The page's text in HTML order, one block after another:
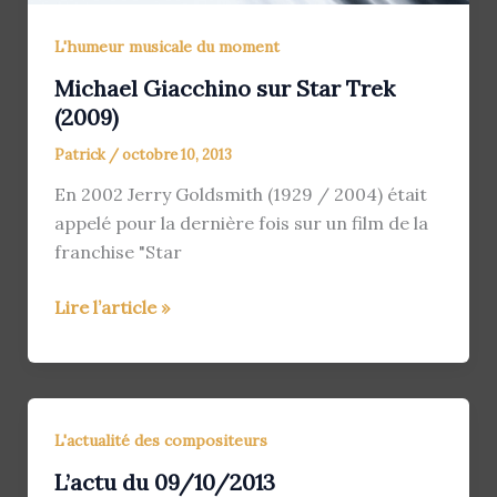
L'humeur musicale du moment
Michael Giacchino sur Star Trek
(2009)
Patrick /octobre 10, 2013
En 2002 Jerry Goldsmith (1929 / 2004) était
appelé pour la dernière fois sur un film de la
franchise "Star
Michael
sur
(2009)
Lire l’article »
L'actualité des compositeurs
L’actu du 09/10/2013